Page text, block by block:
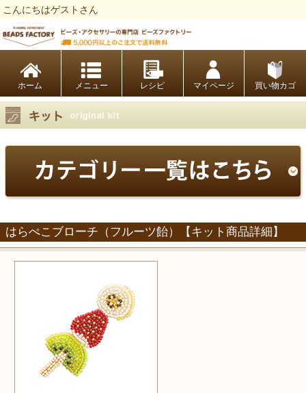
こんにちはゲストさん
ホーム レシピ マイページ 買い物カゴ
はらぺこブローチ（フルーツ飴）【キット商品詳細】